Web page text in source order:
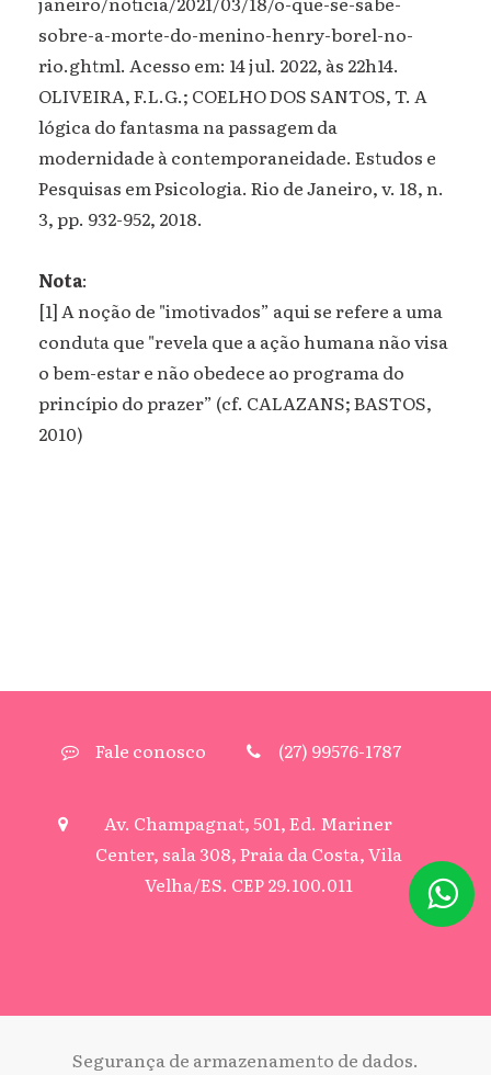
sobre-a-morte-do-menino-henry-borel-no-
rio.ghtml. Acesso em: 14 jul. 2022, às 22h14.
OLIVEIRA, F.L.G.; COELHO DOS SANTOS, T. A
lógica do fantasma na passagem da
modernidade à contemporaneidade. Estudos e
Pesquisas em Psicologia. Rio de Janeiro, v. 18, n.
3, pp. 932-952, 2018.
Nota:
[1] A noção de "imotivados” aqui se refere a uma
conduta que "revela que a ação humana não visa
o bem-estar e não obedece ao programa do
princípio do prazer” (cf. CALAZANS; BASTOS,
2010)
Fale conosco (27) 99576-1787
Av. Champagnat, 501, Ed. Mariner
Center, sala 308, Praia da Costa, Vila
Velha/ES. CEP 29.100.011
Segurança de armazenamento de dados.